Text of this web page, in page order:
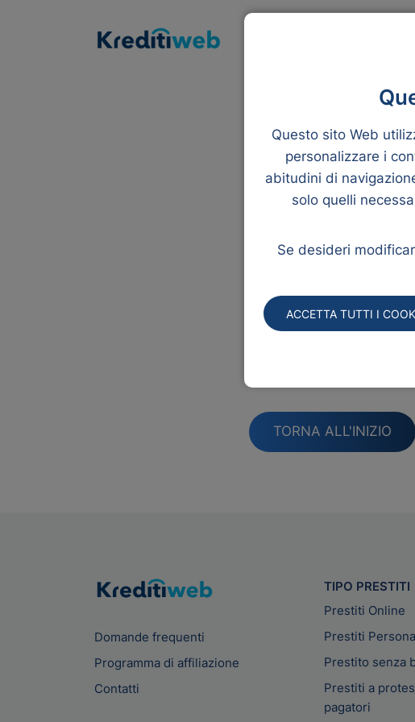
Questo sito Web
personalizzare i
abitudini di
solo quelli
Se desideri
ACCETTA TUTTI I
¡Ops!,
Lasciati
TORNA ALL'INIZIO
Domande frequenti
Programma di affiliazione
Contatti
TIPO PRESTITI
Prestiti Online
Prestiti
Prestito senza
Prestiti a
pagatori